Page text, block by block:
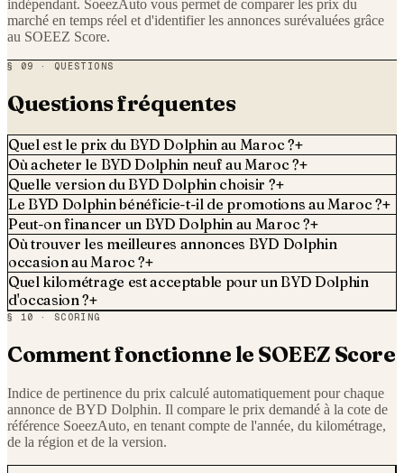
indépendant. SoeezAuto vous permet de comparer les prix du
marché en temps réel et d'identifier les annonces surévaluées grâce
au SOEEZ Score.
§ 09 · QUESTIONS
Questions fréquentes
Quel est le prix du BYD Dolphin au Maroc ?+
Où acheter le BYD Dolphin neuf au Maroc ?+
Quelle version du BYD Dolphin choisir ?+
Le BYD Dolphin bénéficie-t-il de promotions au Maroc ?+
Peut-on financer un BYD Dolphin au Maroc ?+
Où trouver les meilleures annonces BYD Dolphin
occasion au Maroc ?+
Quel kilométrage est acceptable pour un BYD Dolphin
d'occasion ?+
§ 10 · SCORING
Comment fonctionne le SOEEZ Score
Indice de pertinence du prix calculé automatiquement pour chaque
annonce de BYD Dolphin. Il compare le prix demandé à la cote de
référence SoeezAuto, en tenant compte de l'année, du kilométrage,
de la région et de la version.